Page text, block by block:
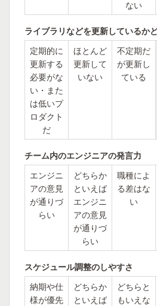
ない
ライブラリなどを更新しているか
定期的に
更新する
必要がな
い・また
は低いプ
ロダクト
だ
ほとんど
更新して
いない
不定期だ
が更新し
ている
チーム内のエンジニアの発言力
エンジニ
アの意見
が通りづ
らい
どちらか
といえば
エンジニ
アの意見
が通りづ
らい
職種によ
る差はな
い
スケジュール調整のしやすさ
納期や仕
様が優先
どちらか
といえば
どちらと
もいえな